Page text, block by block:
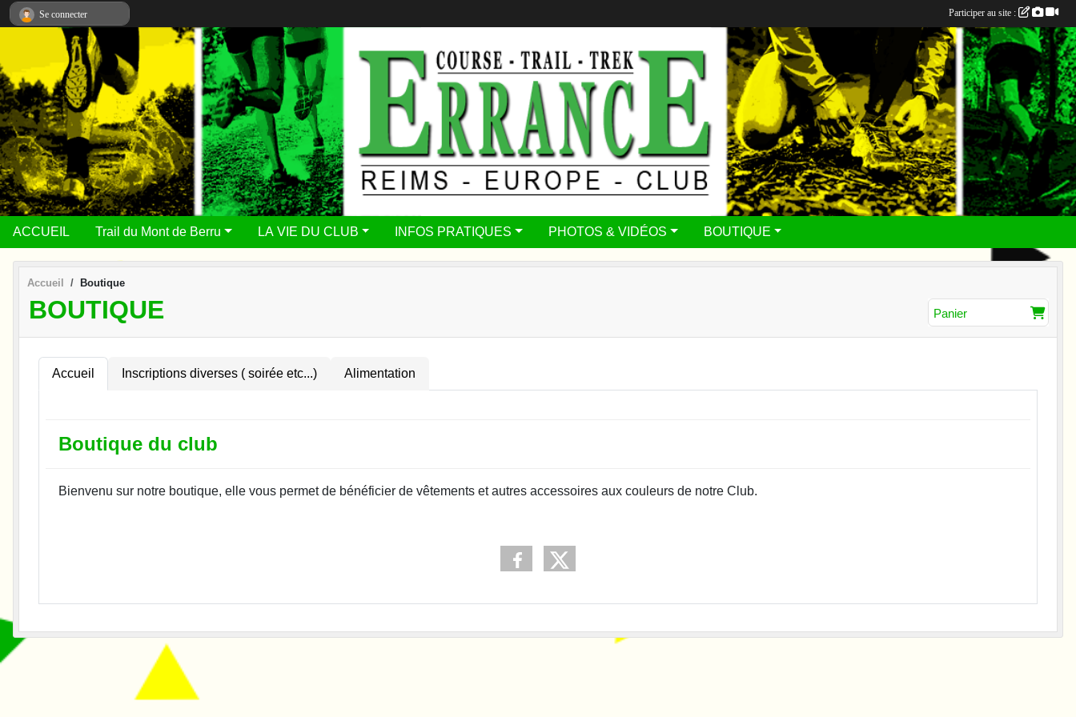
ACCUEIL Trail du Mont de Berru LA VIE DU CLUB INFOS PRATIQUES PHOTOS & VIDÉOS BOUTIQUE
Accueil Boutique
BOUTIQUE Panier
Accueil Inscriptions diverses ( soirée etc...) Alimentation
Boutique du club
Bienvenu sur notre boutique, elle vous permet de bénéficier de vêtements et autres accessoires aux couleurs de notre Club.
Se connecter Participer au site :
Panneau de gestion des cookies